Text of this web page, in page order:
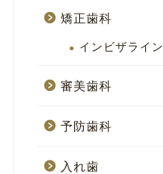
矯正歯科
インビザライン
審美歯科
予防歯科
入れ歯